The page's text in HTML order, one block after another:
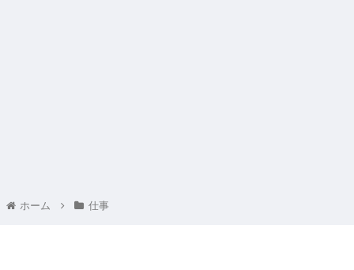
ホーム 仕事